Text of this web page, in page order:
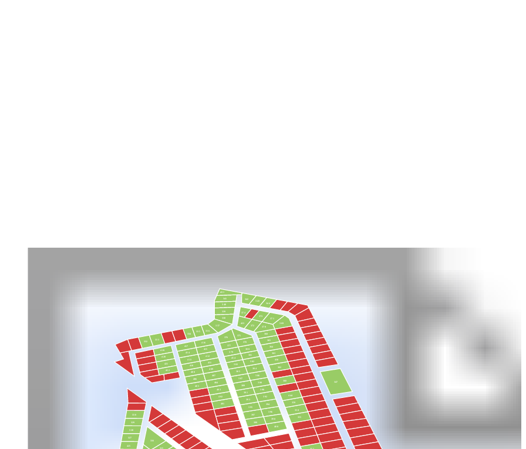
315
316
400
397
396
398
399
394
395
392
393
390
391
388
389
387
386
385
384
383
382
381
380
379
378
377
376
375
401
402
403
404
405
406
407
408
409
410
411
412
413
414
415
416
417
419
420
421
422
355
358
359
444
360
362
363
364
365
368
369
370
371
372
373
374
423
454
438
347
344
343
342
341
340
339
338
337
336
335
334
333
332
425
327
328
329
330
431